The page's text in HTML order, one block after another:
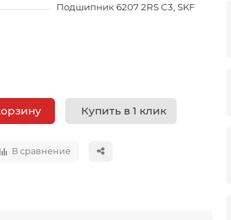
Подшипник 6207 2RS С3, SKF
Купить в 1 клик
В сравнение